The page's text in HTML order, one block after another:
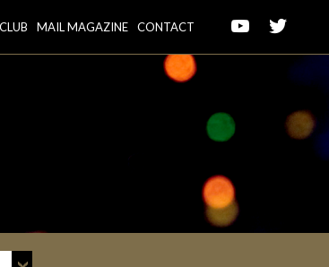
MAIL MAGAZINE CONTACT